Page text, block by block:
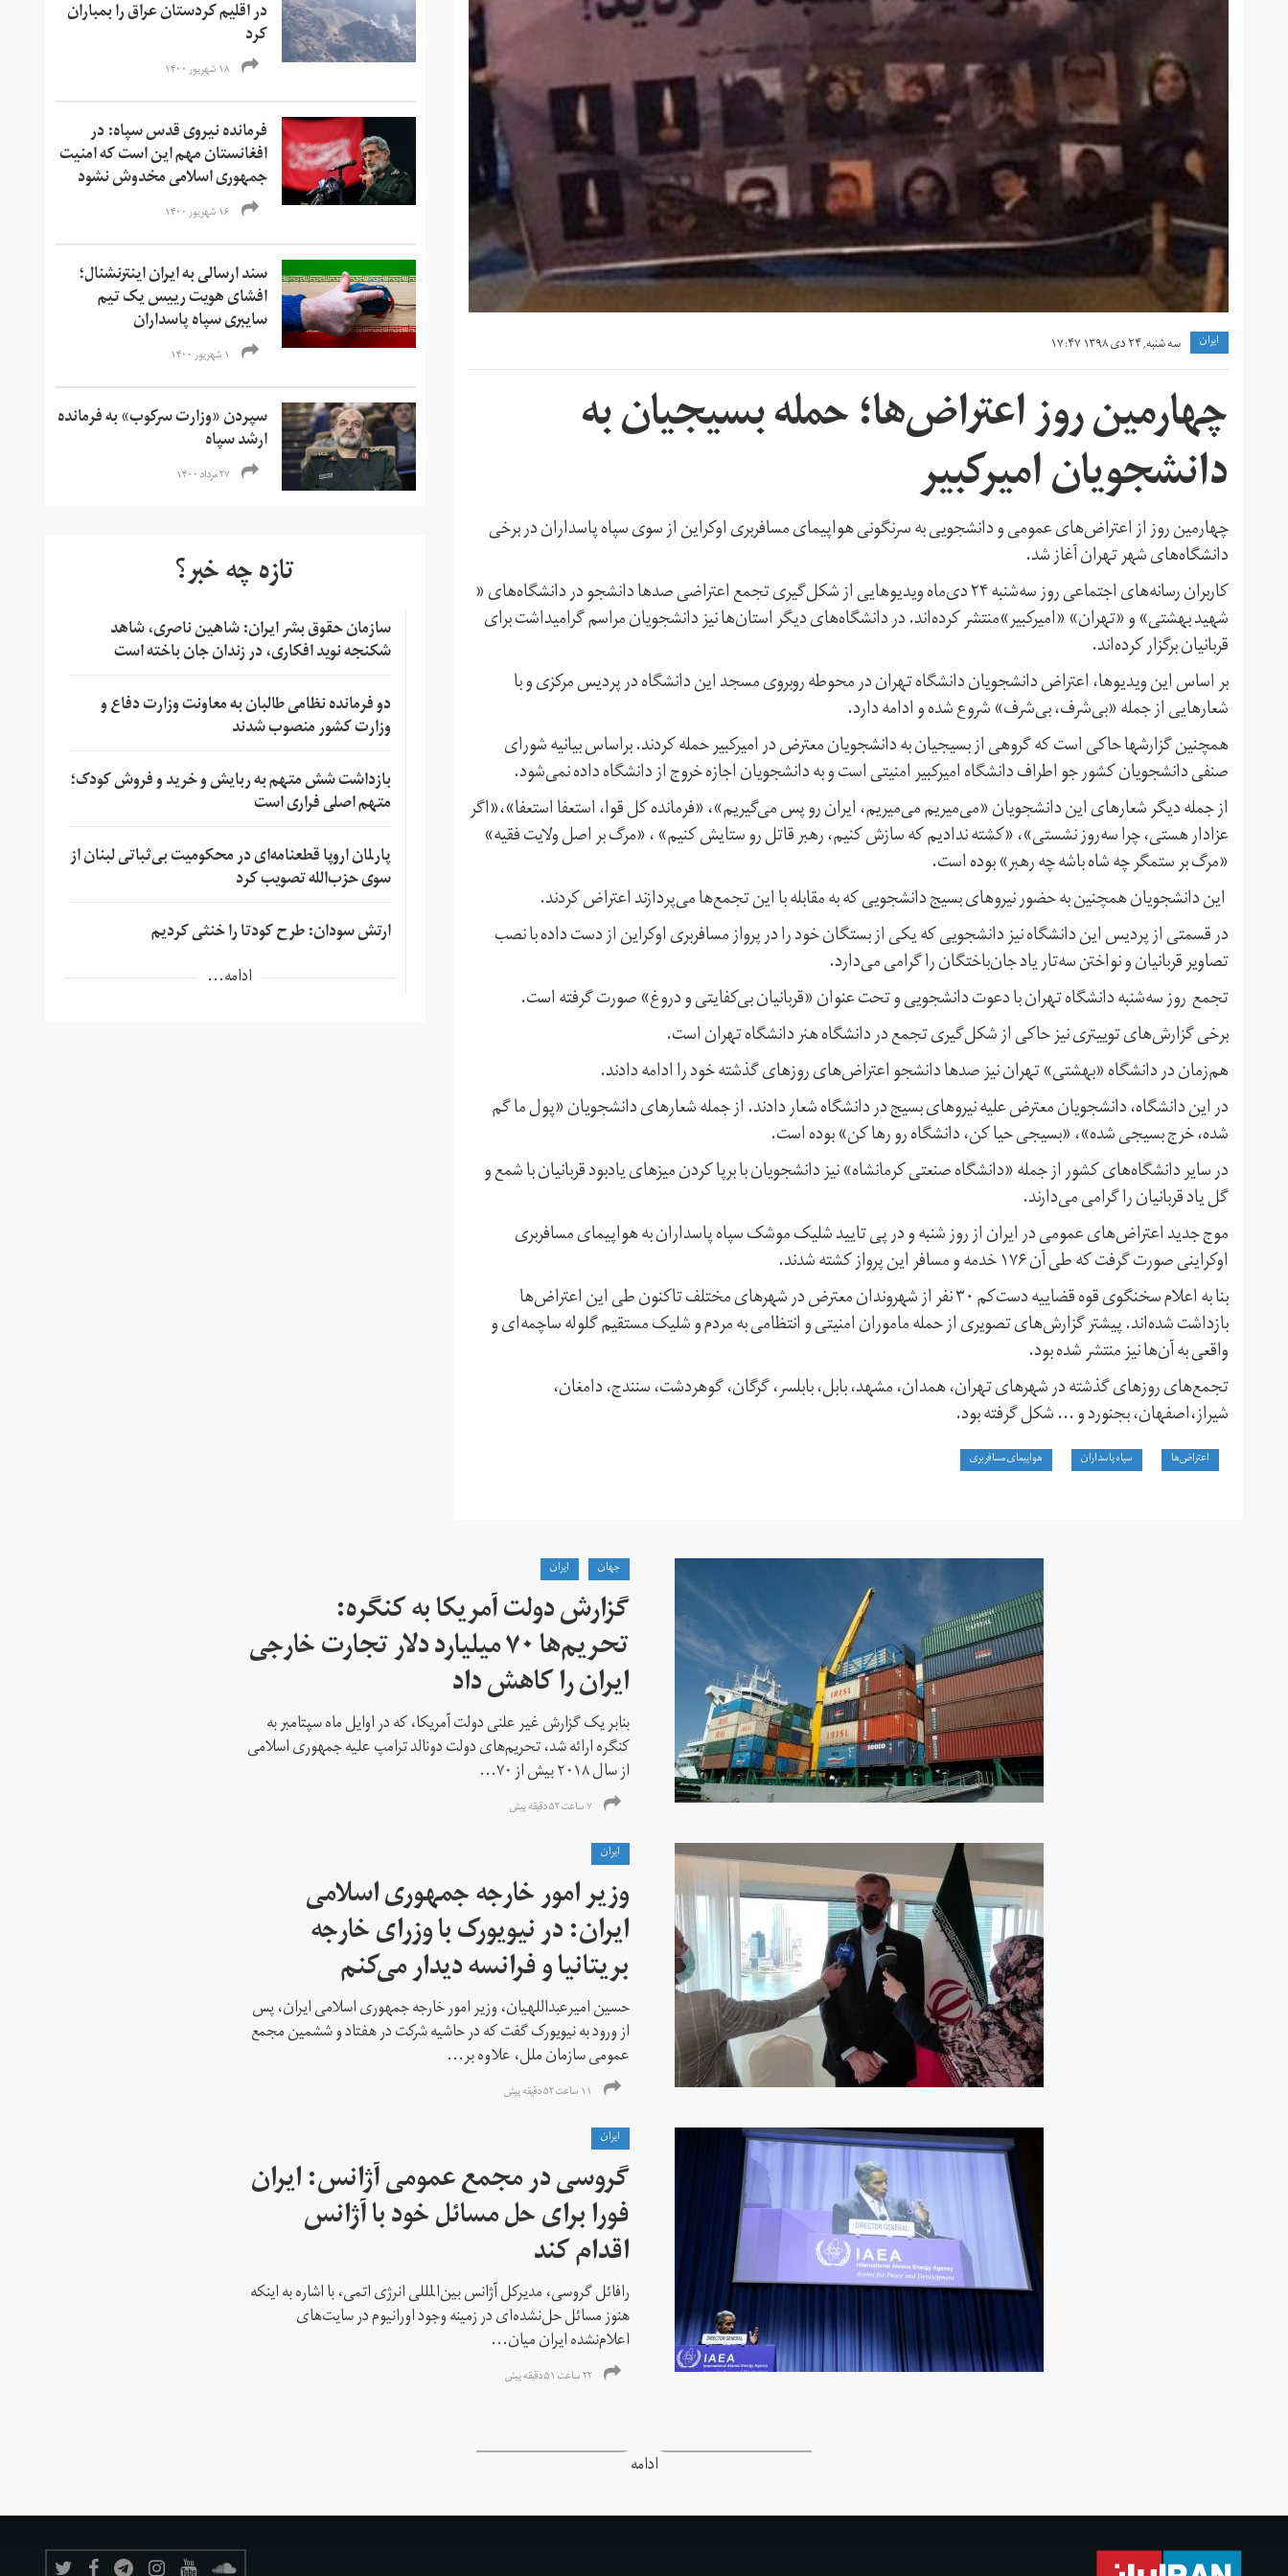
khrdy-.jpg
ايران سه شنبه, ۲۴ دی ۱۳۹۸ ۱۷:۴۷
چهارمین روز اعتراض‌ها؛ حمله بسیجیان به
دانشجویان امیرکبیر
چهارمین روز از اعتراض‌های عمومی و دانشجویی به سرنگونی هواپیمای مسافربری اوکراین از سوی سپاه پاسداران در برخی
دانشگاه‌های شهر تهران آغاز شد.
کاربران رسانه‌های اجتماعی روز سه‌شنبه ۲۴ دی‌ماه ویدیوهایی از شکل‌گیری تجمع اعتراضی صدها دانشجو در دانشگاه‌های «
شهید بهشتی» و «تهران» «امیرکبیر»منتشر کرده‌اند. در دانشگاه‌های دیگر استان‌ها نیز دانشجویان مراسم گرامیداشت برای
قربانیان برگزار کرده‌اند.
بر اساس این ویدیوها،‌ اعتراض دانشجویان دانشگاه تهران در محوطه روبروی مسجد این دانشگاه در پردیس مرکزی و با
شعارهایی از جمله «بی‌شرف،‌ بی‌شرف» شروع شده و ادامه دارد.
همچنین گزارشها حاکی است که گروهی از بسیجیان به دانشجویان معترض در امیرکبیر حمله کردند. براساس بیانیه شورای
صنفی دانشجویان کشور جو اطراف دانشگاه امیرکبیر امنیتی است و به دانشجویان اجازه خروج از دانشگاه داده نمی‌شود.
از جمله دیگر شعارهای این دانشجویان «می‌میریم می‌میریم،‌ ایران رو پس می‌گیریم»،‌ «فرمانده کل قوا،‌ استعفا استعفا»،‌«اگر
عزادار هستی، چرا سه‌روز نشستی»،‌ «‌کشته ندادیم که سازش کنیم، رهبر قاتل رو ستایش کنیم» ، «‌مرگ بر اصل ولایت فقیه»
«مرگ بر ستمگر چه شاه باشه چه رهبر» بوده است.
این دانشجویان همچنین به حضور نیروهای بسیج دانشجویی که به مقابله با این تجمع‌ها می‌پردازند اعتراض کردند.
در قسمتی از پردیس این دانشگاه نیز دانشجویی که یکی از بستگان خود را در پرواز مسافربری اوکراین از دست داده با نصب
تصاویر قربانیان و نواختن سه‌تار یاد جان‌باختگان را گرامی می‌دارد.
تجمع ‌ روز سه‌شنبه دانشگاه تهران با دعوت دانشجویی و تحت عنوان «قربانیان بی‌کفایتی و دروغ» صورت گرفته است.
برخی گزارش‌های توییتری نیز حاکی از شکل‌گیری تجمع در دانشگاه هنر دانشگاه تهران است.
هم‌زمان در دانشگاه «بهشتی» تهران نیز صدها دانشجو اعتراض‌های روزهای گذشته خود را ادامه دادند.
در این دانشگاه، دانشجویان معترض علیه نیروهای بسیج در دانشگاه شعار دادند. از جمله شعارهای دانشجویان «پول ما گم
شده،‌ خرج بسیجی شده»،‌ «بسیجی حیا کن،‌ دانشگاه رو رها کن» بوده است.
در سایر دانشگاه‌های کشور از جمله «دانشگاه صنعتی کرمانشاه» نیز دانشجویان با برپا کردن میزهای یادبود قربانیان با شمع و
گل یاد قربانیان را گرامی می‌دارند.
موج جدید اعتراض‌های عمومی در ایران از روز شنبه و در پی تایید شلیک موشک سپاه پاسداران به هواپیمای مسافربری
اوکراینی صورت گرفت که طی آن ۱۷۶ خدمه و مسافر این پرواز کشته شدند.
بنا به اعلام سخنگوی قوه قضاییه دست‌کم ۳۰ نفر از شهروندان معترض در شهرهای مختلف تاکنون طی این اعتراض‌ها
بازداشت شده‌اند. پیشتر گزارش‌های تصویری از حمله ماموران امنیتی و انتظامی به مردم و شلیک مستقیم گلوله ساچمه‌ای و
واقعی به آن‌ها نیز منتشر شده بود.
تجمع‌های روزهای گذشته در شهرهای تهران،‌ همدان،‌ مشهد،‌ بابل،‌ بابلسر،‌ گرگان،‌ گوهردشت،‌ سنندج،‌ دامغان،‌
شیراز،‌اصفهان،‌ بجنورد و ... شکل گرفته بود.
اعتراض‌ها سپاه پاسداران هواپیمای مسافربری
در اقلیم کردستان عراق را بمباران
کرد
۱۸ شهریور ۱۴۰۰
فرمانده نیروی قدس سپاه: در
افغانستان مهم این است که امنیت
جمهوری اسلامی مخدوش نشود
۱۶ شهریور ۱۴۰۰
سند ارسالی به ایران اینترنشنال؛
افشای هویت رییس یک تیم
سایبری سپاه پاسداران
۱ شهریور ۱۴۰۰
سپردن «وزارت سرکوب» به فرمانده
ارشد سپاه
۲۷ مرداد ۱۴۰۰
تازه چه خبر؟
سازمان حقوق بشر ایران: شاهین ناصری، شاهد
شکنجه نوید افکاری، در زندان جان باخته است
دو فرمانده نظامی طالبان به معاونت وزارت دفاع و
وزارت کشور منصوب شدند
بازداشت شش متهم به ربایش و خرید و فروش کودک؛
متهم اصلی فراری است
پارلمان اروپا قطعنامه‌ای در محکومیت بی‌ثباتی لبنان از
سوی حزب‌الله تصویب کرد
ارتش سودان: طرح کودتا را خنثی کردیم
ادامه...
جهان ايران
گزارش دولت آمریکا به کنگره:
تحریم‌ها ۷۰ میلیارد دلار تجارت خارجی
ایران را کاهش داد
بنابر یک گزارش غیر علنی دولت آمریکا، که در اوایل ماه سپتامبر به
کنگره ارائه شد، تحریم‌های دولت دونالد ترامپ علیه جمهوری اسلامی
از سال ۲۰۱۸ بیش از ۷۰...
۷ ساعت ۵۲ دقیقه پیش
ايران
وزیر امور خارجه جمهوری اسلامی
ایران: در نیویورک با وزرای خارجه
بریتانیا و فرانسه دیدار می‌کنم
حسین امیرعبداللهیان، وزیر امور خارجه جمهوری اسلامی ایران، پس
از ورود به نیویورک گفت که در حاشیه شرکت در هفتاد و ششمین مجمع
عمومی سازمان ملل، علاوه بر...
۱۱ ساعت ۵۲ دقیقه پیش
ايران
گروسی در مجمع عمومی آژانس: ایران
فورا برای حل مسائل خود با آژانس
اقدام کند
رافائل گروسی، مدیرکل آژانس بین‌المللی انرژی اتمی، با اشاره به اینکه
هنوز مسائل حل‌نشده‌ای در زمینه وجود اورانیوم در سایت‌های
اعلام‌نشده ایران میان...
۲۲ ساعت ۵۱ دقیقه پیش
ادامه